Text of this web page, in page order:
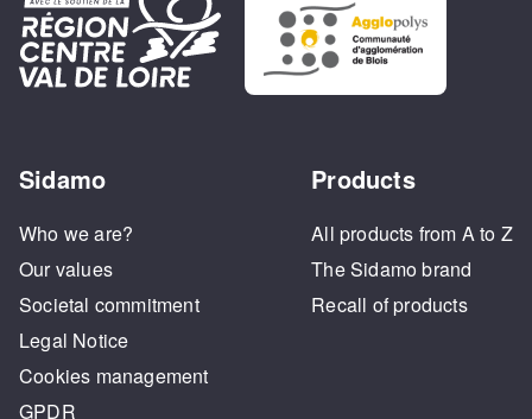
Sidamo
Who we are?
Our values
Societal commitment
Legal Notice
Cookies management
GPDR
Products
All products from A to Z
The Sidamo brand
Recall of products